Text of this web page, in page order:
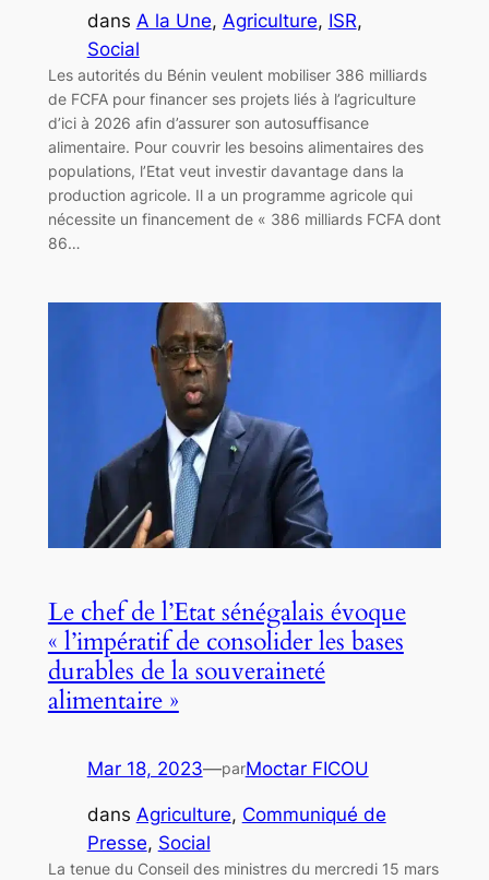
dans A la Une, Agriculture, ISR
Social
Les autorités du Bénin veulent mobiliser 386 milliards
de FCFA pour financer ses projets liés à l’agriculture
d’ici à 2026 afin d’assurer son autosuffisance
alimentaire. Pour couvrir les besoins alimentaires des
populations, l’Etat veut investir davantage dans la
production agricole. Il a un programme agricole qui
nécessite un financement de « 386 milliards FCFA dont
86…
Le chef de l’Etat sénégalais évoque
« l’impératif de consolider les bases
durables de la souveraineté
alimentaire »
Mar 18, 2023—parMoctar FICOU
dans Agriculture, Communiqué de
Presse, Social
La tenue du Conseil des ministres du mercredi 15 mars